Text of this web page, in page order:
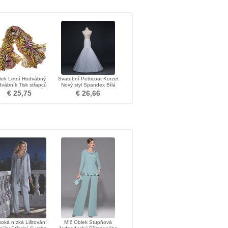
Letní Hodvábný
Tisk střapců
Extra dlouhý
€ 25,75
Svatební Petticoat Korzet
Nový styl Spandex Bílá
svatební šaty
€ 26,66
nízká Lištování
Míč Oblek Stupňová